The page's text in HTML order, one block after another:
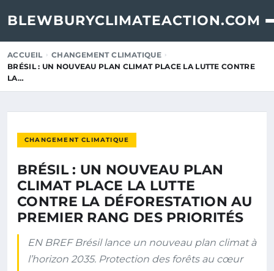
BLEWBURYCLIMATEACTION.COM
ACCUEIL
CHANGEMENT CLIMATIQUE
BRÉSIL : UN NOUVEAU PLAN CLIMAT PLACE LA LUTTE CONTRE
LA…
CHANGEMENT CLIMATIQUE
BRÉSIL : UN NOUVEAU PLAN
CLIMAT PLACE LA LUTTE
CONTRE LA DÉFORESTATION AU
PREMIER RANG DES PRIORITÉS
EN BREF Brésil lance un nouveau plan climat à
l’horizon 2035. Protection des forêts au cœur